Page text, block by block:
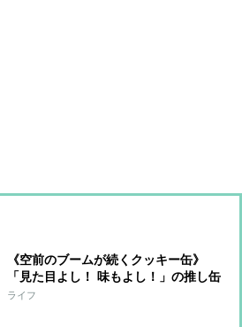
《空前のブームが続くクッキー缶》
「見た目よし！ 味もよし！」の推し缶
を専門家3人が厳選！大切な人へのギ
ライフ